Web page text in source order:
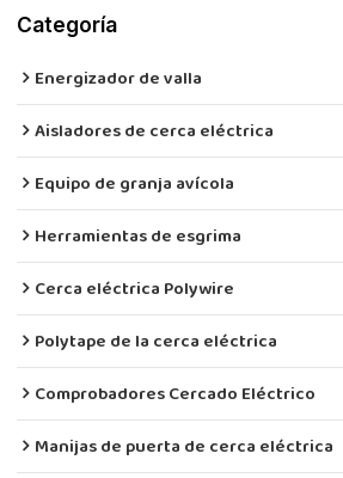
Categoría
Energizador de valla
Aisladores de cerca eléctrica
Equipo de granja avícola
Herramientas de esgrima
Cerca eléctrica Polywire
Polytape de la cerca eléctrica
Comprobadores Cercado Eléctrico
Manijas de puerta de cerca eléctrica